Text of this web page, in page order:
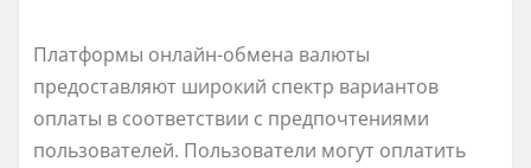
Платформы онлайн-обмена валюты
предоставляют широкий спектр вариантов
оплаты в соответствии с предпочтениями
пользователей. Пользователи могут оплатить